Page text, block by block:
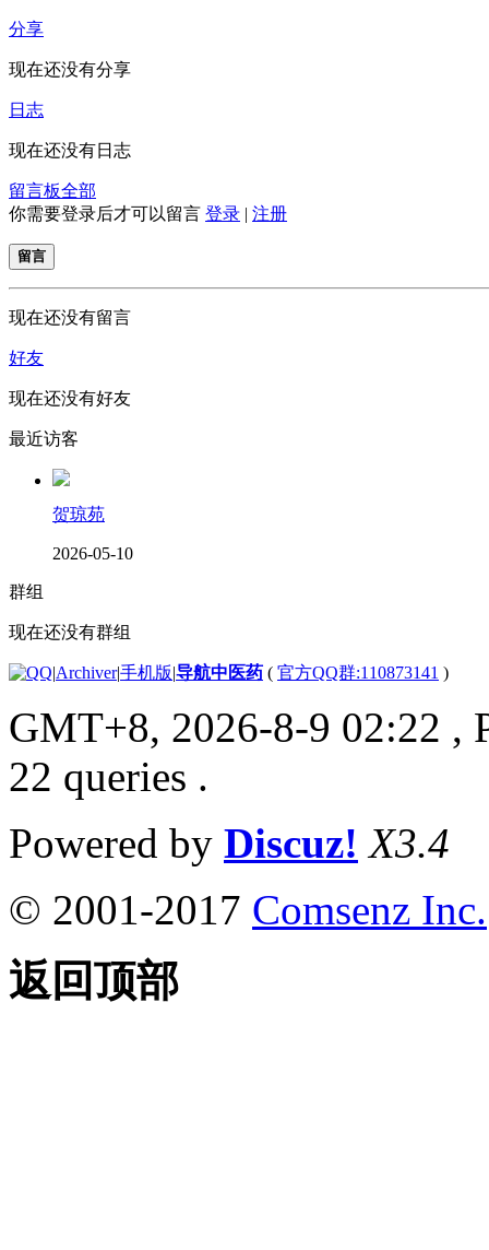
分享
现在还没有分享
日志
现在还没有日志
留言板全部
你需要登录后才可以留言 登录 | 注册
留言
现在还没有留言
好友
现在还没有好友
最近访客
贺琼苑
2026-05-10
群组
现在还没有群组
|Archiver|手机版|导航中医药 ( 官方QQ群:110873141 )
GMT+8, 2026-8-9 02:22 ,
22 queries .
Powered by Discuz! X3.4
© 2001-2017 Comsenz Inc.
返回顶部